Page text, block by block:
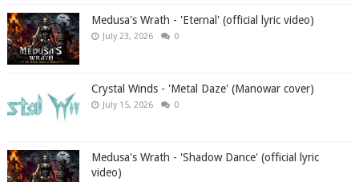
Medusa's Wrath - 'Eternal' (official lyric video)
July 23, 2026 0
Crystal Winds - 'Metal Daze' (Manowar cover)
July 15, 2026 0
Medusa's Wrath - 'Shadow Dance' (official lyric
video)